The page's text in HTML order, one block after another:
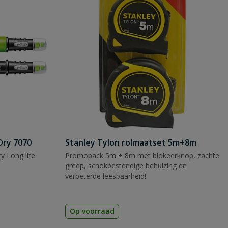
7070
Long life
Stanley Tylon rolmaatset 5m+8m
Promopack 5m + 8m met blokeerknop, zachte
greep, schokbestendige behuizing en
verbeterde leesbaarheid!
Op voorraad